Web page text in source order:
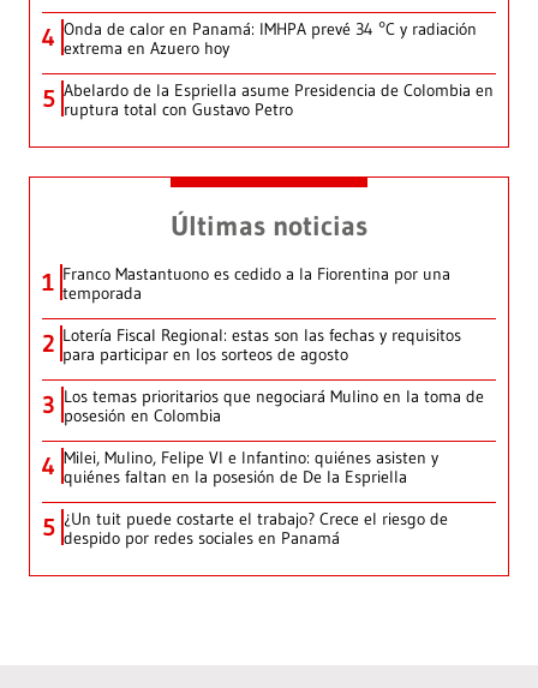
4 Onda de calor en Panamá: IMHPA prevé 34 °C y radiación
extrema en Azuero hoy
5 Abelardo de la Espriella asume Presidencia de Colombia en
ruptura total con Gustavo Petro
Últimas noticias
1 Franco Mastantuono es cedido a la Fiorentina por una
temporada
2 Lotería Fiscal Regional: estas son las fechas y requisitos
para participar en los sorteos de agosto
3 Los temas prioritarios que negociará Mulino en la toma de
posesión en Colombia
4 Milei, Mulino, Felipe VI e Infantino: quiénes asisten y
quiénes faltan en la posesión de De la Espriella
5 ¿Un tuit puede costarte el trabajo? Crece el riesgo de
despido por redes sociales en Panamá